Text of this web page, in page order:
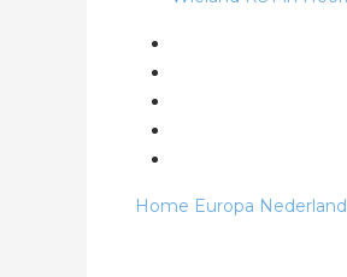
Home Europa Nederland